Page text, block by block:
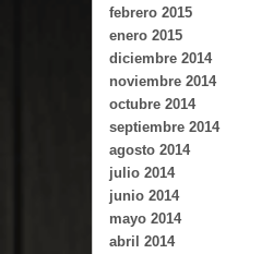
febrero 2015
enero 2015
diciembre 2014
noviembre 2014
octubre 2014
septiembre 2014
agosto 2014
julio 2014
junio 2014
mayo 2014
abril 2014